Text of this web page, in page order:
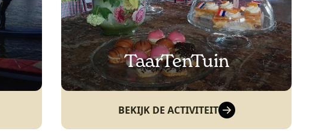
TaarTenTuin
BEKIJK DE ACTIVITEIT